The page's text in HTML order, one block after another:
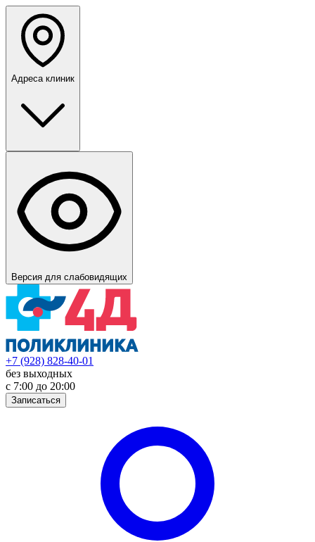
Адреса клиник
Версия для слабовидящих
+7 (928) 828-40-01
без выходных
с 7:00 до 20:00
Записаться